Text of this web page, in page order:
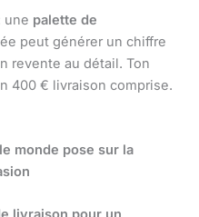
une palette de
peut générer un chiffre
revente au détail. Ton
400 € livraison comprise.
monde pose sur la